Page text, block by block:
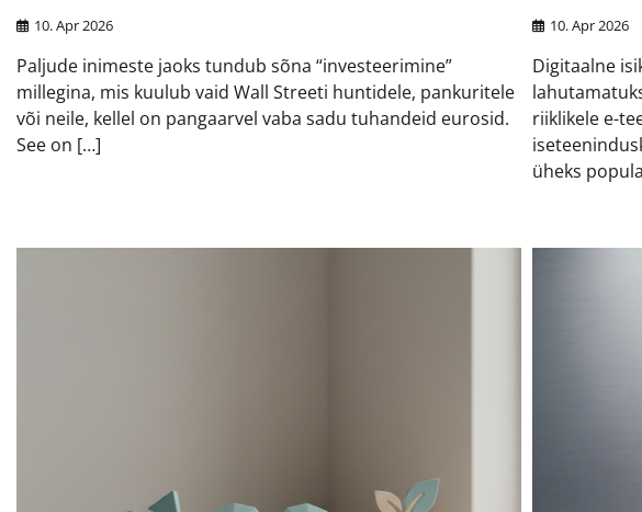
10. Apr 2026
Paljude inimeste jaoks tundub sõna “investeerimine”
millegina, mis kuulub vaid Wall Streeti huntidele, pankuritele
või neile, kellel on pangaarvel vaba sadu tuhandeid eurosid.
See on […]
10. Apr 2026
Digitaalne
riiklikele e-
üheks